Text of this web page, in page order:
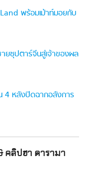
พร้อมเม้าท์มอยกับ
ยซุปตาร์จีนสู่เจ้าของผล
4 หลังปิดฉากอลังการ
คลิปฮา ดารามา